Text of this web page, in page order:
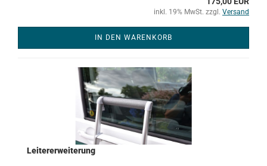
inkl. 19% MwSt. zzgl. Versand
IN DEN WARENKORB
Leitererweiterung